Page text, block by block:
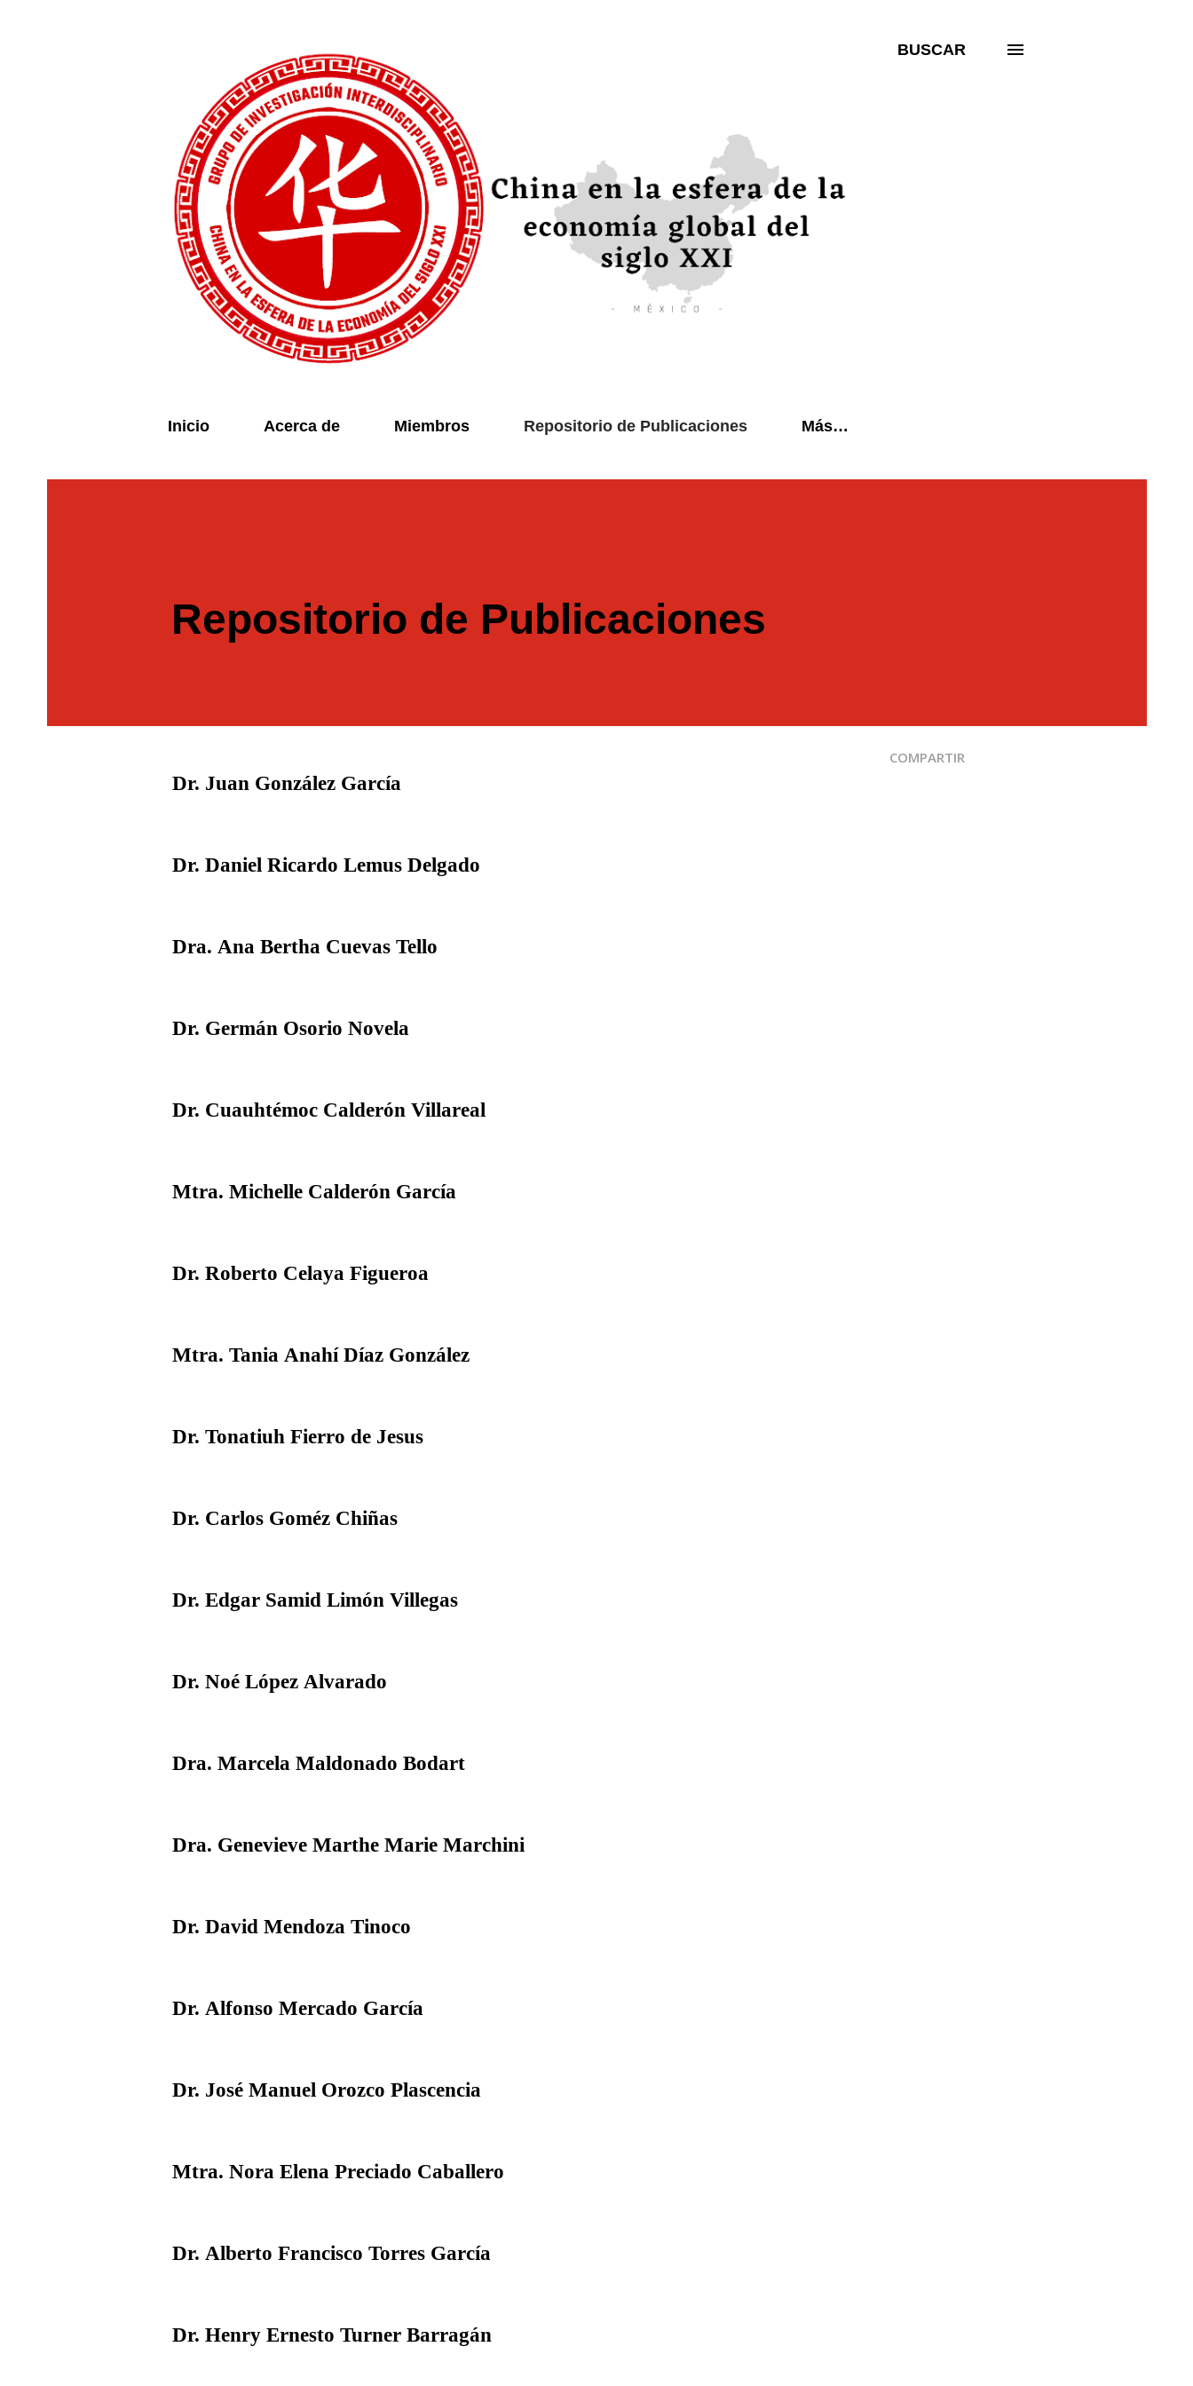
BUSCAR
Inicio Acerca de Miembros Repositorio de Publicaciones Más…
Repositorio de Publicaciones
Dr. Juan González García
Dr. Daniel Ricardo Lemus Delgado
Dra. Ana Bertha Cuevas Tello
Dr. Germán Osorio Novela
Dr. Cuauhtémoc Calderón Villareal
Mtra. Michelle Calderón García
Dr. Roberto Celaya Figueroa
Mtra. Tania Anahí Díaz González
Dr. Tonatiuh Fierro de Jesus
Dr. Carlos Goméz Chiñas
Dr. Edgar Samid Limón Villegas
Dr. Noé López Alvarado
Dra. Marcela Maldonado Bodart
Dra. Genevieve Marthe Marie Marchini
Dr. David Mendoza Tinoco
Dr. Alfonso Mercado García
Dr. José Manuel Orozco Plascencia
Mtra. Nora Elena Preciado Caballero
Dr. Alberto Francisco Torres García
Dr. Henry Ernesto Turner Barragán
COMPARTIR